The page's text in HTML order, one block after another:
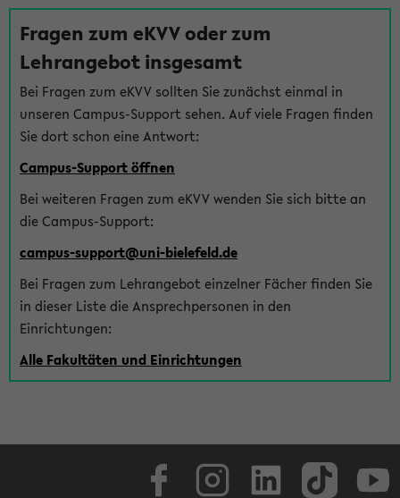
Fragen zum eKVV oder zum
Lehrangebot insgesamt
Bei Fragen zum eKVV sollten Sie zunächst einmal in
unseren Campus-Support sehen. Auf viele Fragen finden
Sie dort schon eine Antwort:
Campus-Support öffnen
Bei weiteren Fragen zum eKVV wenden Sie sich bitte an
die Campus-Support:
campus-support@uni-bielefeld.de
Bei Fragen zum Lehrangebot einzelner Fächer finden Sie
in dieser Liste die Ansprechpersonen in den
Einrichtungen:
Alle Fakultäten und Einrichtungen